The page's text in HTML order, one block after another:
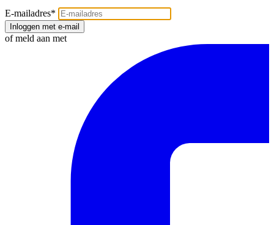
E-mailadres*
Inloggen met e-mail
of meld aan met